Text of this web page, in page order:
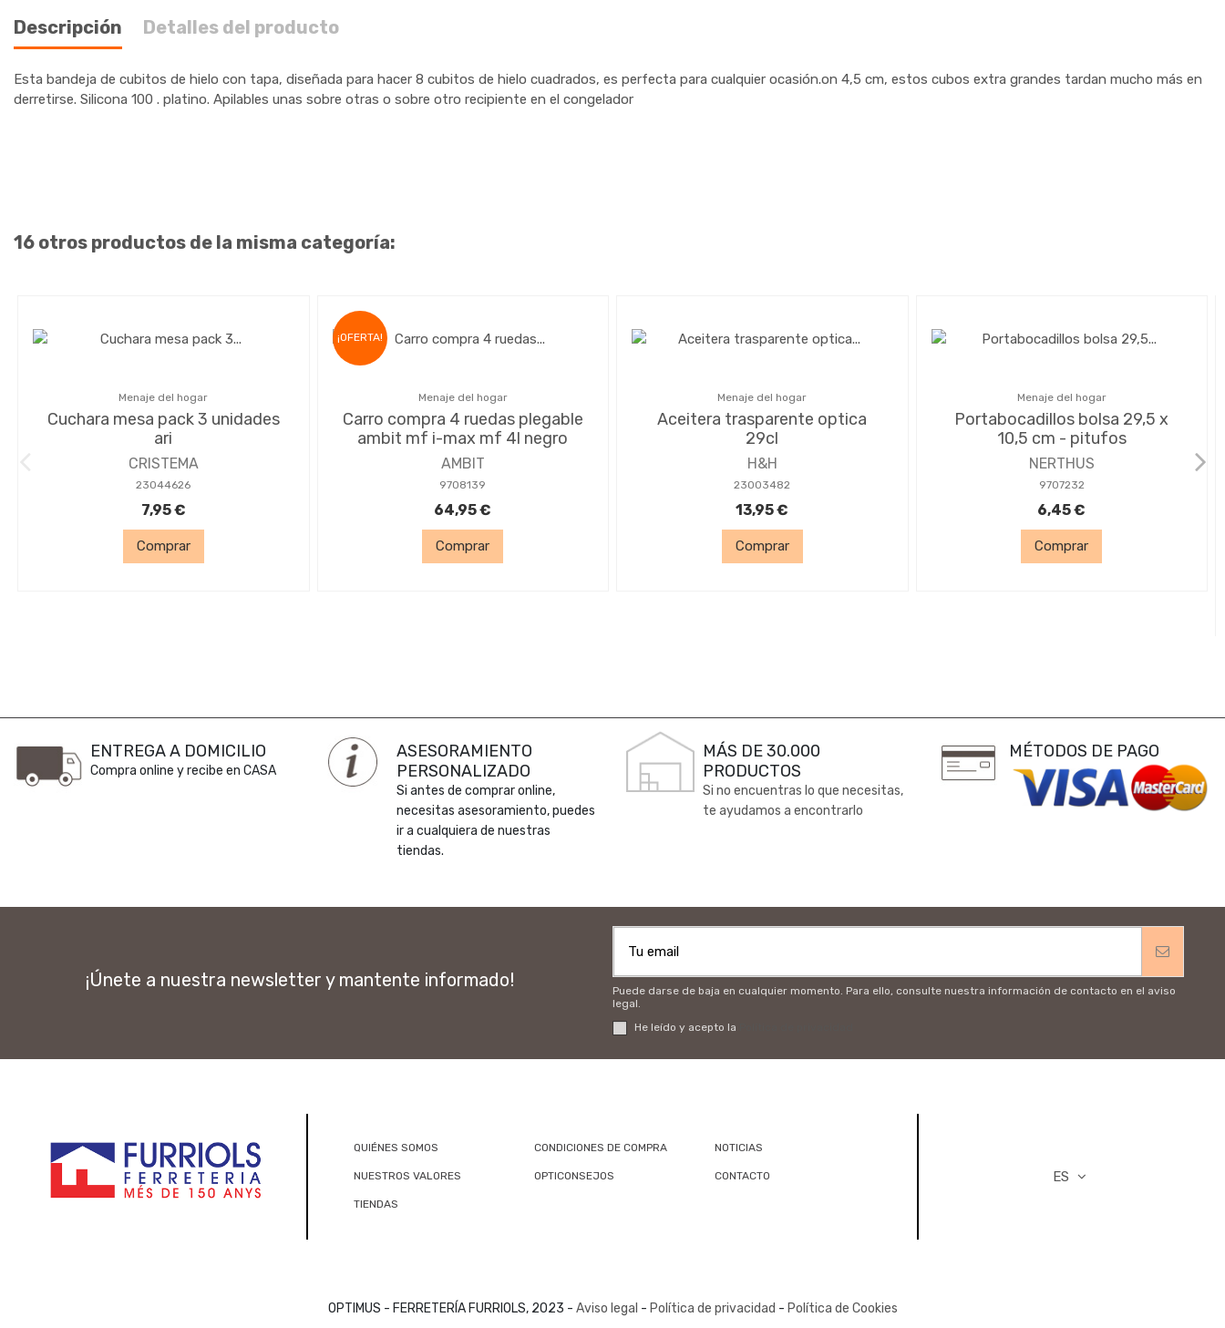
Descripción Detalles del producto
Esta bandeja de cubitos de hielo con tapa, diseñada para hacer 8 cubitos de hielo cuadrados, es perfecta para cualquier ocasión.on 4,5 cm, estos cubos extra grandes tardan mucho más en
derretirse. Silicona 100 . platino. Apilables unas sobre otras o sobre otro recipiente en el congelador
16 otros productos de la misma categoría:
Menaje del hogar
Cuchara mesa pack 3 unidades
ari
CRISTEMA
23044626
7,95 €
Comprar
¡OFERTA!
Menaje del hogar
Carro compra 4 ruedas plegable
ambit mf i-max mf 4l negro
AMBIT
9708139
64,95 €
Comprar
Menaje del hogar
Aceitera trasparente optica
29cl
H&H
23003482
13,95 €
Comprar
Menaje del hogar
Portabocadillos bolsa 29,5 x
10,5 cm - pitufos
NERTHUS
9707232
6,45 €
Comprar
ENTREGA A DOMICILIO
Compra online y recibe en CASA
ASESORAMIENTO
PERSONALIZADO
Si antes de comprar online,
necesitas asesoramiento, puedes
ir a cualquiera de nuestras
tiendas.
MÁS DE 30.000
PRODUCTOS
Si no encuentras lo que necesitas,
te ayudamos a encontrarlo
MÉTODOS DE PAGO
¡Únete a nuestra newsletter y mantente informado!
Puede darse de baja en cualquier momento. Para ello, consulte nuestra información de contacto en el aviso
legal.
He leído y acepto la
QUIÉNES SOMOS CONDICIONES DE COMPRA NOTICIAS
NUESTROS VALORES OPTICONSEJOS CONTACTO
TIENDAS
ES
OPTIMUS - FERRETERÍA FURRIOLS, 2023 - Aviso legal - Política de privacidad - Política de Cookies